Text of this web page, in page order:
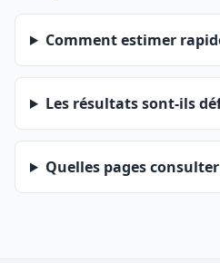
Comment estimer
Les résultats sont-ils
Quelles pages